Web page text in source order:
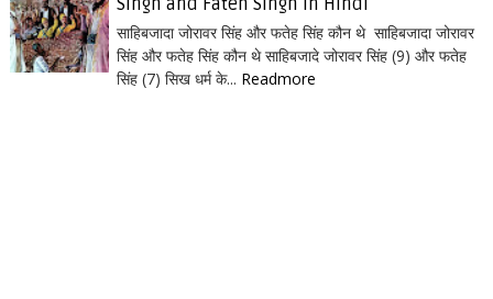
Singh and Fateh Singh in Hindi
साहिबजादा जोरावर सिंह और फतेह सिंह कौन थे साहिबजादा जोरावर
सिंह और फतेह सिंह कौन थे साहिबजादे जोरावर सिंह (9) और फतेह
सिंह (7) सिख धर्म के... Readmore